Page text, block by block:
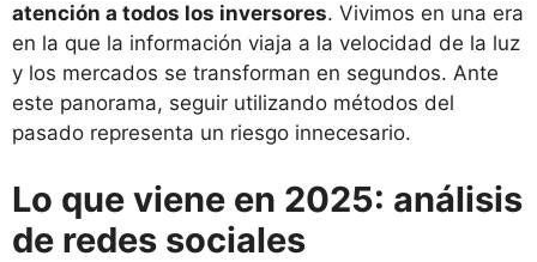
atención a todos los inversores. Vivimos en una era
en la que la información viaja a la velocidad de la luz
y los mercados se transforman en segundos. Ante
este panorama, seguir utilizando métodos del
pasado representa un riesgo innecesario.
Lo que viene en 2025: análisis
de redes sociales